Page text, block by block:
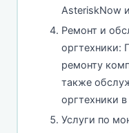
AsteriskNow
Ремонт и
оргтехники:
ремонту
также
оргтехники
Услуги по